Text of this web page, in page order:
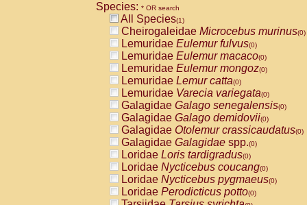
Species: * OR search
All Species(1)
Cheirogaleidae Microcebus murinus(0)
Lemuridae Eulemur fulvus(0)
Lemuridae Eulemur macaco(0)
Lemuridae Eulemur mongoz(0)
Lemuridae Lemur catta(0)
Lemuridae Varecia variegata(0)
Galagidae Galago senegalensis(0)
Galagidae Galago demidovii(0)
Galagidae Otolemur crassicaudatus(0)
Galagidae Galagidae spp.(0)
Loridae Loris tardigradus(0)
Loridae Nycticebus coucang(0)
Loridae Nycticebus pygmaeus(0)
Loridae Perodicticus potto(0)